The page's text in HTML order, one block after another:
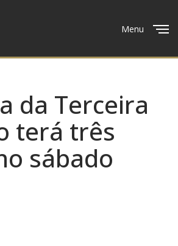
Menu
da Terceira
terá três
sábado